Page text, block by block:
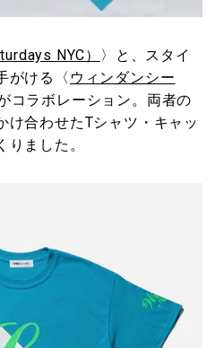
#OUTDOOR
NYC）
〉と、スタイ
がける〈 ウィンダンシー
コラボレーション。両者の
け合わせたTシャツ・キャッ
ました。